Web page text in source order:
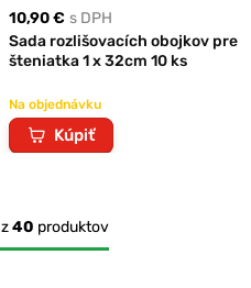
10,90 € s DPH
Sada rozlišovacích obojkov pre
šteniatka 1 x 32cm 10 ks
Na objednávku
Kúpiť
z40 produktov